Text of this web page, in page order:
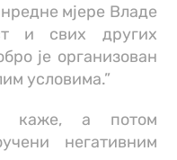
мјере Владе
и свих других
је организован
условима.”
каже, а потом
негативним